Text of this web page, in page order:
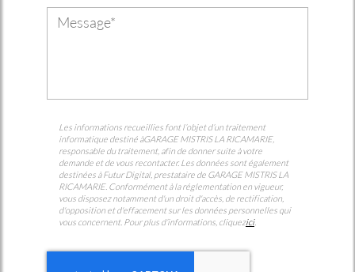
Les informations recueillies font l’objet d’un traitement
informatique destiné àGARAGE MISTRIS LA RICAMARIE,
responsable du traitement, afin de donner suite à votre
demande et de vous recontacter. Les données sont également
destinées à Futur Digital, prestataire de GARAGE MISTRIS LA
RICAMARIE. Conformément à la réglementation en vigueur,
vous disposez notamment d'un droit d'accès, de rectification,
d'opposition et d'effacement sur les données personnelles qui
vous concernent. Pour plus d’informations, cliquezici.